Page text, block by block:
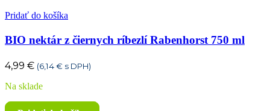
Pridať do košíka
BIO nektár z čiernych ríbezlí Rabenhorst 750 ml
4,99 € (6,14€ s DPH)
Na sklade